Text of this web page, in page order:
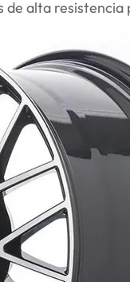
alta resistencia